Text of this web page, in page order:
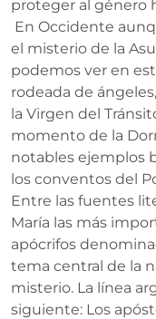
proteger al género
En Occidente
el misterio de la
podemos ver en
rodeada de
la Virgen del
momento de la
notables ejemplos
los conventos del
Entre las fuentes
María las más
apócrifos
tema central de la
misterio. La línea
siguiente: Los